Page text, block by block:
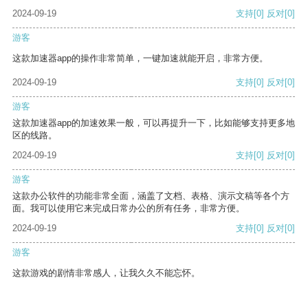
2024-09-19
支持[0] 反对[0]
游客
这款加速器app的操作非常简单，一键加速就能开启，非常方便。
2024-09-19 支持[0] 反对[0]
游客
这款加速器app的加速效果一般，可以再提升一下，比如能够支持更多地
区的线路。
2024-09-19
支持[0] 反对[0]
游客
这款办公软件的功能非常全面，涵盖了文档、表格、演示文稿等各个方
面。我可以使用它来完成日常办公的所有任务，非常方便。
2024-09-19
支持[0] 反对[0]
游客
这款游戏的剧情非常感人，让我久久不能忘怀。